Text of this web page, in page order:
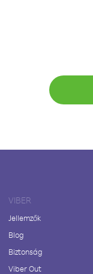
VIBER
Jellemzők
Blog
Biztonság
Viber Out